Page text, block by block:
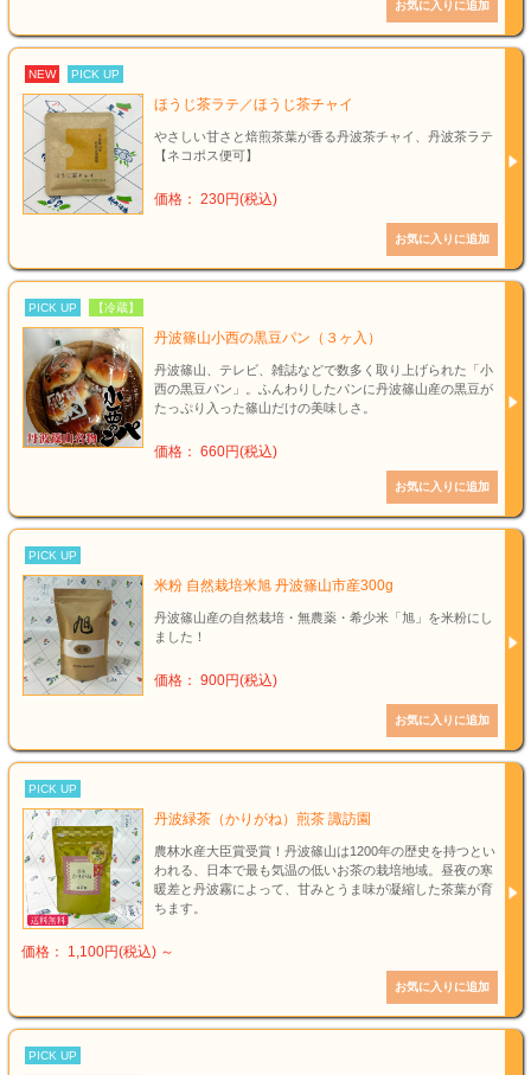
NEW PICK UP
ほうじ茶ラテ／ほうじ茶チャイ
やさしい甘さと焙煎茶葉が香る丹波茶チャイ、丹波茶ラテ
【ネコポス便可】
価格： 230円(税込)
PICK UP 【冷蔵】
丹波篠山小西の黒豆パン（３ヶ入）
丹波篠山、テレビ、雑誌などで数多く取り上げられた「小
西の黒豆パン」。ふんわりしたパンに丹波篠山産の黒豆が
たっぷり入った篠山だけの美味しさ。
価格： 660円(税込)
PICK UP
米粉 自然栽培米旭 丹波篠山市産300g
丹波篠山産の自然栽培・無農薬・希少米「旭」を米粉にし
ました！
価格： 900円(税込)
PICK UP
丹波緑茶（かりがね）煎茶 諏訪園
農林水産大臣賞受賞！丹波篠山は1200年の歴史を持つとい
われる、日本で最も気温の低いお茶の栽培地域。昼夜の寒
暖差と丹波霧によって、甘みとうま味が凝縮した茶葉が育
ちます。
価格： 1,100円(税込) ～
PICK UP